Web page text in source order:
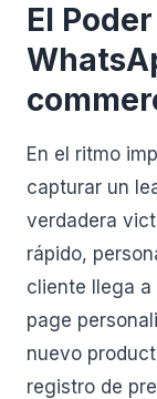
El
En el ritmo
capturar un
verdadera
rápido,
cliente llega a
page
nuevo
registro de